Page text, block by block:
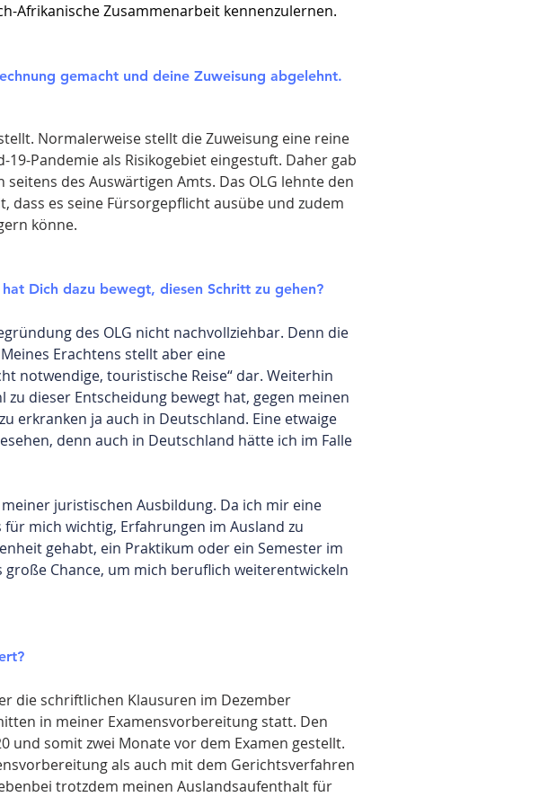
Afrikanische Zusammenarbeit kennenzulernen.
gemacht und deine Zuweisung abgelehnt.
Normalerweise stellt die Zuweisung eine reine
Pandemie als Risikogebiet eingestuft. Daher gab
des Auswärtigen Amts. Das OLG lehnte den
dass es seine Fürsorgepflicht ausübe und zudem
könne.
Dich dazu bewegt, diesen Schritt zu gehen?
des OLG nicht nachvollziehbar. Denn die
Erachtens stellt aber eine
notwendige, touristische Reise“ dar. Weiterhin
dieser Entscheidung bewegt hat, gegen meinen
erkranken ja auch in Deutschland. Eine etwaige
denn auch in Deutschland hätte ich im Falle
juristischen Ausbildung. Da ich mir eine
mich wichtig, Erfahrungen im Ausland zu
gehabt, ein Praktikum oder ein Semester im
Chance, um mich beruflich weiterentwickeln
die schriftlichen Klausuren im Dezember
in meiner Examensvorbereitung statt. Den
und somit zwei Monate vor dem Examen gestellt.
als auch mit dem Gerichtsverfahren
trotzdem meinen Auslandsaufenthalt für